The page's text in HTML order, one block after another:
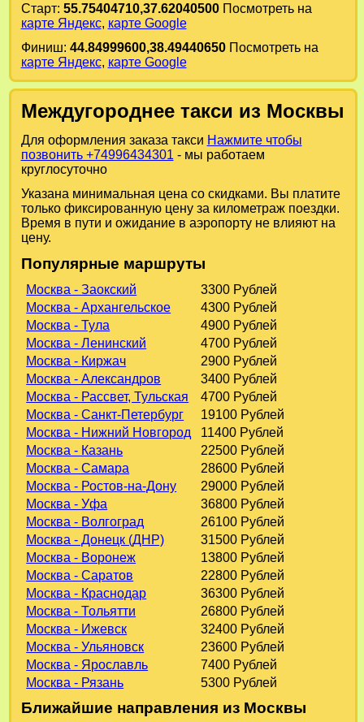
Старт: 55.75404710,37.62040500Посмотреть на
карте Яндекс, карте Google
Финиш: 44.84999600,38.49440650Посмотреть на
карте Яндекс, карте Google
Междугороднее такси из Москвы
Для оформления заказа такси Нажмите чтобы
позвонить +74996434301 - мы работаем
круглосуточно
Указана минимальная цена со скидками. Вы платите
только фиксированную цену за километраж поездки.
Время в пути и ожидание в аэропорту не влияют на
цену.
Популярные маршруты
Москва - Заокский
3300 Рублей
Москва - Архангельское
4300 Рублей
Москва - Тула
4900 Рублей
Москва - Ленинский
4700 Рублей
Москва - Киржач
2900 Рублей
Москва - Александров
3400 Рублей
Москва - Рассвет, Тульская
4700 Рублей
Москва - Санкт-Петербург
19100 Рублей
Москва - Нижний Новгород
11400 Рублей
Москва - Казань
22500 Рублей
Москва - Самара
28600 Рублей
Москва - Ростов-на-Дону
29000 Рублей
Москва - Уфа
36800 Рублей
Москва - Волгоград
26100 Рублей
Москва - Донецк (ДНР)
31500 Рублей
Москва - Воронеж
13800 Рублей
Москва - Саратов
22800 Рублей
Москва - Краснодар
36300 Рублей
Москва - Тольятти
26800 Рублей
Москва - Ижевск
32400 Рублей
Москва - Ульяновск
23600 Рублей
Москва - Ярославль
7400 Рублей
Москва - Рязань
5300 Рублей
Ближайшие направления из Москвы